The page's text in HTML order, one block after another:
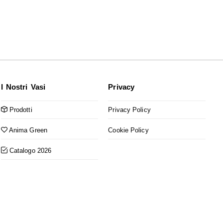
I Nostri Vasi
Prodotti
Anima Green
Catalogo 2026
Privacy
Privacy Policy
Cookie Policy